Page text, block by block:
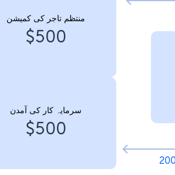
منتظم تاجر کی کمیشن
$500
سرمایہ کار کی آمدن
$500